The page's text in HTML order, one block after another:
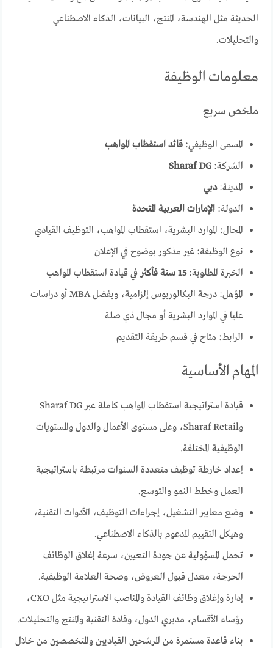
الحديثة مثل الهندسة، المنتج، البيانات، الذكاء الاصطناعي
والتحليلات.
معلومات الوظيفة
ملخص سريع
المسمى الوظيفي:قائد استقطاب المواهب
الشركة:Sharaf DG
المدينة:دبي
الدولة:الإمارات العربية المتحدة
المجال: الموارد البشرية، استقطاب المواهب، التوظيف القيادي
نوع الوظيفة: غير مذكور بوضوح في الإعلان
الخبرة المطلوبة:15 سنة فأكثر
في قيادة استقطاب المواهب
المؤهل: درجة البكالوريوس إلزامية، ويفضل MBA أو دراسات
عليا في الموارد البشرية أو مجال ذي صلة
الرابط: متاح في قسم طريقة التقديم
المهام الأساسية
قيادة استراتيجية استقطاب المواهب كاملة عبر Sharaf DG
وSharaf Retail، وعلى مستوى الأعمال والدول والمستويات
الوظيفية المختلفة.
إعداد خارطة توظيف متعددة السنوات مرتبطة باستراتيجية
العمل وخطط النمو والتوسع.
وضع معايير التشغيل، إجراءات التوظيف، الأدوات التقنية،
وهيكل التقييم المدعوم بالذكاء الاصطناعي.
تحمل المسؤولية عن جودة التعيين، سرعة إغلاق الوظائف
الحرجة، معدل قبول العروض، وصحة العلامة الوظيفية.
إدارة وإغلاق وظائف القيادة والمناصب الاستراتيجية مثل CXO،
رؤساء الأقسام، مديري الدول، وقادة التقنية والمنتج والتحليلات.
بناء قاعدة مستمرة من المرشحين القياديين والمتخصصين من خلال